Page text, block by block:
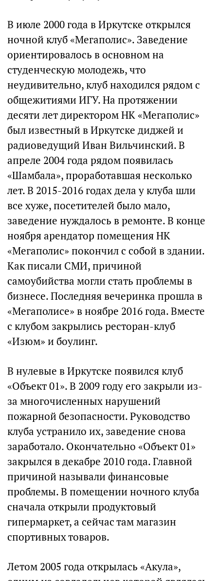
В июле 2000 года в Иркутске открылся
ночной клуб «Мегаполис». Заведение
ориентировалось в основном на
студенческую молодежь, что
неудивительно, клуб находился рядом с
общежитиями ИГУ. На протяжении
десяти лет директором НК «Мегаполис»
был известный в Иркутске диджей и
радиоведущий Иван Вильчинский. В
апреле 2004 года рядом появилась
«Шамбала», проработавшая несколько
лет. В 2015-2016 годах дела у клуба шли
все хуже, посетителей было мало,
заведение нуждалось в ремонте. В конце
ноября арендатор помещения НК
«Мегаполис» покончил с собой в здании.
Как писали СМИ, причиной
самоубийства могли стать проблемы в
бизнесе. Последняя вечеринка прошла в
«Мегаполисе» в ноябре 2016 года. Вместе
с клубом закрылись ресторан-клуб
«Изюм» и боулинг.
В нулевые в Иркутске появился клуб
«Объект 01». В 2009 году его закрыли из-
за многочисленных нарушений
пожарной безопасности. Руководство
клуба устранило их, заведение снова
заработало. Окончательно «Объект 01»
закрылся в декабре 2010 года. Главной
причиной называли финансовые
проблемы. В помещении ночного клуба
сначала открыли продуктовый
гипермаркет, а сейчас там магазин
спортивных товаров.
Летом 2005 года открылась «Акула»,